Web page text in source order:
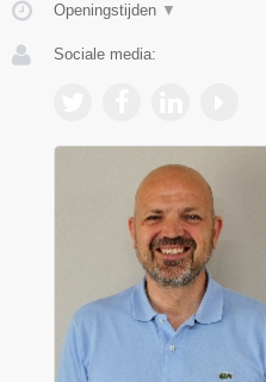
Openingstijden ▼
Sociale media: